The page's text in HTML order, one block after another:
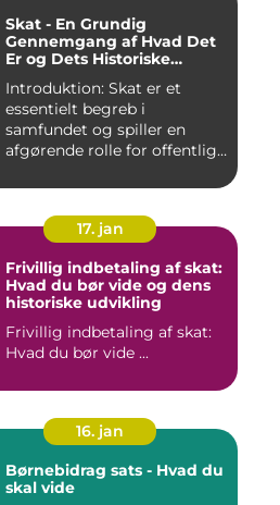
Skat - En Grundig
Gennemgang af Hvad Det
Er og Dets Historiske
Introduktion: Skat er et
essentielt begreb i
samfundet og spiller en
afgørende rolle for offentlige
17. jan
Frivillig indbetaling af skat:
Hvad du bør vide og dens
historiske udvikling
Frivillig indbetaling af skat:
Hvad du bør vide ...
16. jan
Børnebidrag sats - Hvad du
skal vide